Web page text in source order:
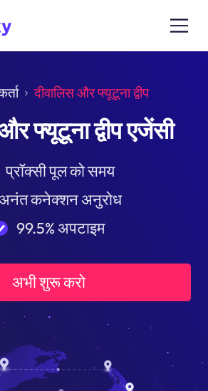
दीवालिस और फ्यूटूना द्वीप
फ्यूटूना द्वीप एजेंसी
प्रॉक्सी पूल को समय
कनेक्शन अनुरोध
99.5% अपटाइम
अभी शुरू करो